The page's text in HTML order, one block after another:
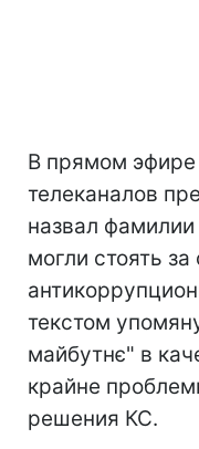
В прямом эфире
телеканалов
назвал
могли стоять
текстом
майбутнє" в
крайне
решения КС.